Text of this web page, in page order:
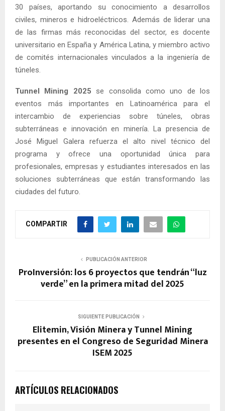
30 países, aportando su conocimiento a desarrollos
civiles, mineros e hidroeléctricos. Además de liderar una
de las firmas más reconocidas del sector, es docente
universitario en España y América Latina, y miembro activo
de comités internacionales vinculados a la ingeniería de
túneles.
Tunnel Mining 2025 se consolida como uno de los
eventos más importantes en Latinoamérica para el
intercambio de experiencias sobre túneles, obras
subterráneas e innovación en minería. La presencia de
José Miguel Galera refuerza el alto nivel técnico del
programa y ofrece una oportunidad única para
profesionales, empresas y estudiantes interesados en las
soluciones subterráneas que están transformando las
ciudades del futuro.
COMPARTIR
PUBLICACIÓN ANTERIOR
ProInversión: los 6 proyectos que tendrán “luz
verde” en la primera mitad del 2025
SIGUIENTE PUBLICACIÓN
Elitemin, Visión Minera y Tunnel Mining
presentes en el Congreso de Seguridad Minera
ISEM 2025
ARTÍCULOS RELACIONADOS